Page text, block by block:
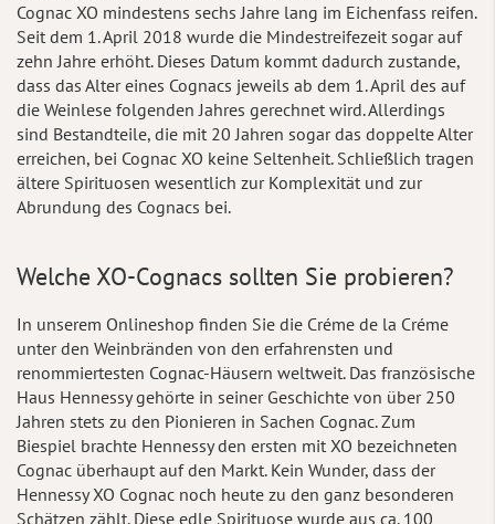
Cognac XO mindestens sechs Jahre lang im Eichenfass reifen.
Seit dem 1. April 2018 wurde die Mindestreifezeit sogar auf
zehn Jahre erhöht. Dieses Datum kommt dadurch zustande,
dass das Alter eines Cognacs jeweils ab dem 1. April des auf
die Weinlese folgenden Jahres gerechnet wird. Allerdings
sind Bestandteile, die mit 20 Jahren sogar das doppelte Alter
erreichen, bei Cognac XO keine Seltenheit. Schließlich tragen
ältere Spirituosen wesentlich zur Komplexität und zur
Abrundung des Cognacs bei.
Welche XO-Cognacs sollten Sie probieren?
In unserem Onlineshop finden Sie die Créme de la Créme
unter den Weinbränden von den erfahrensten und
renommiertesten Cognac-Häusern weltweit. Das französische
Haus Hennessy gehörte in seiner Geschichte von über 250
Jahren stets zu den Pionieren in Sachen Cognac. Zum
Biespiel brachte Hennessy den ersten mit XO bezeichneten
Cognac überhaupt auf den Markt. Kein Wunder, dass der
Hennessy XO Cognac noch heute zu den ganz besonderen
Schätzen zählt. Diese edle Spirituose wurde aus ca. 100